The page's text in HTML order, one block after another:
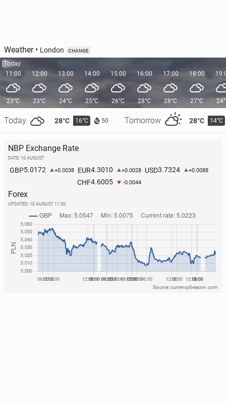
Weather• London CHANGE
Today
11:00
23°C
Today 28°C 16°C 50 Tomorrow 28°C 14°C
12:00
23°C
13:00
24°C
14:00
25°C
15:00
26°C
16:00
28°C
17:00
28°C
18:00
27°C
NBP Exchange Rate
DATE: 10 AUGUST
GBP5.0172 +0.0038 EUR4.3010 +0.0028 USD3.7324 +0.0088
CHF4.6005 -0.0044
Forex
UPDATED: 10 AUGUST, 11:30
Source: currencybeacon.com